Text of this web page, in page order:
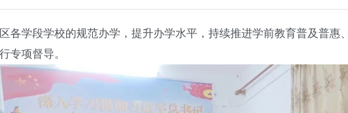
学段学校的规范办学，提升办学水平，持续推进学前教育普及普惠
专项督导。